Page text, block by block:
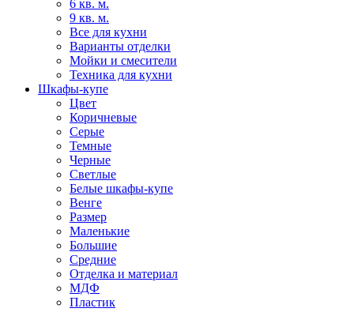
6 кв. м.
9 кв. м.
Все для кухни
Варианты отделки
Мойки и смесители
Техника для кухни
Шкафы-купе
Цвет
Коричневые
Серые
Темные
Черные
Светлые
Белые шкафы-купе
Венге
Размер
Маленькие
Большие
Средние
Отделка и материал
МДФ
Пластик